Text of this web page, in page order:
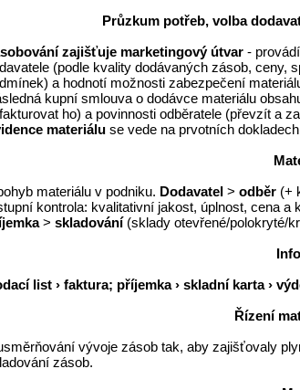
Průzkum potřeb, volba
zajišťuje marketingový útvar -
(podle kvality dodávaných zásob, ceny,
a hodnotí možnosti zabezpečení
kupní smlouva o dodávce materiálu
ho) a povinnosti odběratele (převzít a
materiálu se vede na prvotních
materiálu v podniku. Dodavatel > odběr (+
kontrola: kvalitativní jakost, úplnost, cena
> skladování(sklady otevřené/polokryté/
list › faktura; příjemka › skladní karta ›
Řízení
vývoje zásob tak, aby zajišťovaly
zásob.